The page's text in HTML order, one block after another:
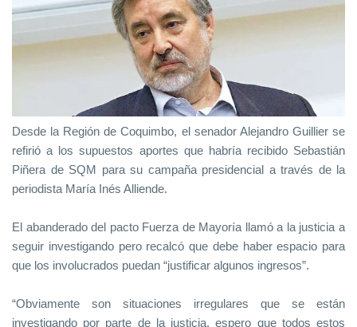
Desde la Región de Coquimbo, el senador Alejandro Guillier se
refirió a los supuestos aportes que habría recibido Sebastián
Piñera de SQM para su campaña presidencial a través de la
periodista María Inés Alliende.
El abanderado del pacto Fuerza de Mayoría llamó a la justicia a
seguir investigando pero recalcó que debe haber espacio para
que los involucrados puedan “justificar algunos ingresos”.
“Obviamente son situaciones irregulares que se están
investigando por parte de la justicia, espero que todos estos